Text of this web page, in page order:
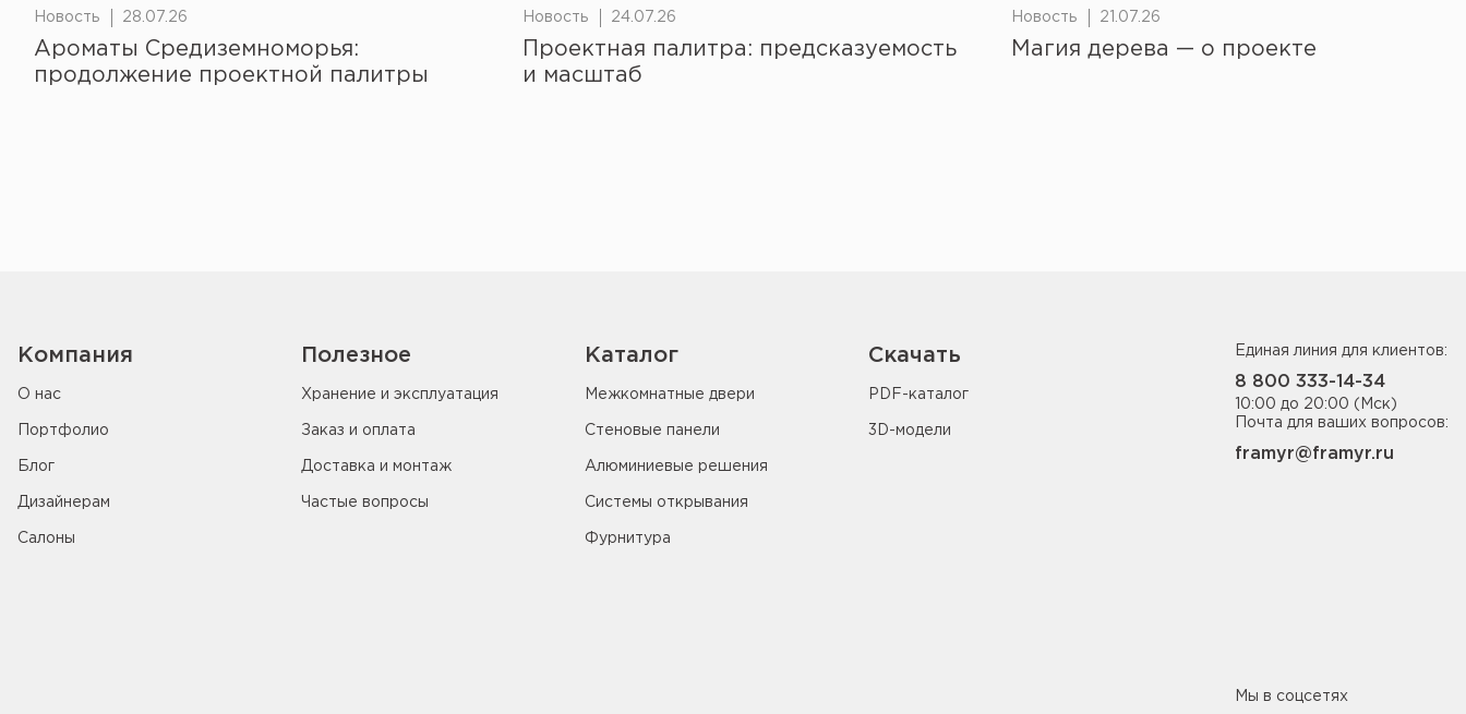
Новость 28.07.26
Ароматы Средиземноморья:
продолжение проектной палитры
Новость 24.07.26
Проектная палитра: предсказуемость
и масштаб
Новость 21.07.26
Магия дерева — о проекте
Компания
О нас
Портфолио
Блог
Дизайнерам
Салоны
Полезное
Хранение и эксплуатация
Заказ и оплата
Доставка и монтаж
Частые вопросы
Каталог
Межкомнатные двери
Стеновые панели
Алюминиевые решения
Системы открывания
Фурнитура
Скачать
PDF-каталог
3D-модели
Единая линия для клиентов:
8 800 333-14-34
10:00 до 20:00 (Мск)
Почта для ваших вопросов:
framyr@framyr.ru
Мы в соцсетях